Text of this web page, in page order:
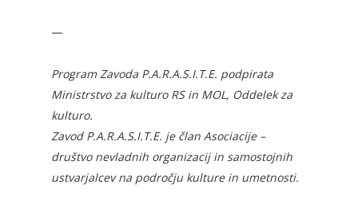
—
Program Zavoda P.A.R.A.S.I.T.E. podpirata
Ministrstvo za kulturo RS in MOL, Oddelek za
kulturo.
Zavod P.A.R.A.S.I.T.E. je član Asociacije –
društvo nevladnih organizacij in samostojnih
ustvarjalcev na področju kulture in umetnosti.